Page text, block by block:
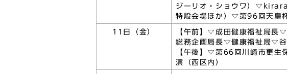
ジーリオ・ショウワ）▽kirara
特設会場ほか）▽第96回天皇
11日（金）
【午前】▽成田健康福祉局
総務企画局長▽健康福祉局▽谷
【午後】▽第66回川崎市更生
演（西区内）